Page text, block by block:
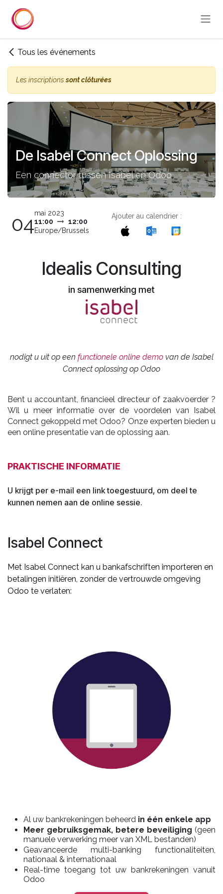
Tous les événements
Les inscriptionssont clôturées
De Isabel Connect Oplossing
Een connector tussen Isabel en Odoo
04mai 2023
11:00
12:00
Europe/Brussels
Ajouter au calendrier :
Idealis Consulting
in samenwerking met
nodigt u uit op een ​functionele online demo van de Isabel
Connect oplossing op Odoo
Bent u accountant, financieel directeur of zaakvoerder ?
Wil u meer informatie over de voordelen van Isabel
Connect gekoppeld met Odoo? Onze experten bieden u
een online presentatie van de oplossing aan.
PRAKTISCHE INFORMATIE
U krijgt per e-mail een link toegestuurd, om deel te
kunnen nemen aan de online sessie.
Isabel Connect
Met Isabel Connect kan u bankafschriften importeren en
betalingen initiëren, zonder de vertrouwde omgeving
Odoo te verlaten:
Al uw bankrekeningen beheerd in één enkele app
Meer gebruiksgemak, betere beveiliging (geen
manuele verwerking meer van XML bestanden)
Geavanceerde multi-banking functionaliteiten,
nationaal & internationaal
Real-time toegang tot uw bankrekeningen vanuit
Odoo